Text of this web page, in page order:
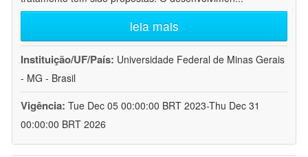
leia mais
Instituição/UF/País: Universidade Federal de Minas Gerais
- MG - Brasil
Vigência: Tue Dec 05 00:00:00 BRT 2023-Thu Dec 31
00:00:00 BRT 2026